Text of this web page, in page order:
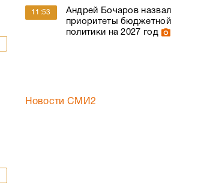
11:53
Андрей Бочаров назвал
приоритеты бюджетной
политики на 2027 год
Новости СМИ2